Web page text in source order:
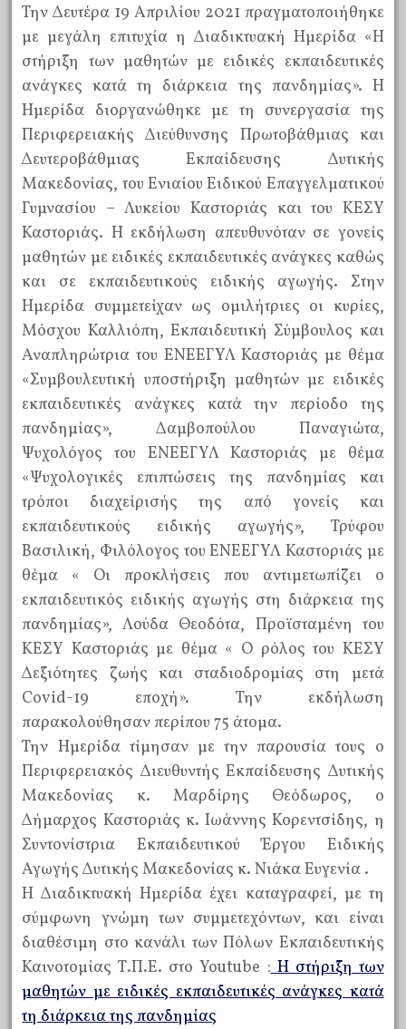
Την Δευτέρα 19 Απριλίου 2021 πραγματοποιήθηκε
με μεγάλη επιτυχία η Διαδικτυακή Ημερίδα «Η
στήριξη των μαθητών με ειδικές εκπαιδευτικές
ανάγκες κατά τη διάρκεια της πανδημίας». Η
Ημερίδα διοργανώθηκε με τη συνεργασία της
Περιφερειακής Διεύθυνσης Πρωτοβάθμιας και
Δευτεροβάθμιας Εκπαίδευσης Δυτικής
Μακεδονίας, του Ενιαίου Ειδικού Επαγγελματικού
Γυμνασίου – Λυκείου Καστοριάς και του ΚΕΣΥ
Καστοριάς. Η εκδήλωση απευθυνόταν σε γονείς
μαθητών με ειδικές εκπαιδευτικές ανάγκες καθώς
και σε εκπαιδευτικούς ειδικής αγωγής. Στην
Ημερίδα συμμετείχαν ως ομιλήτριες οι κυρίες,
Μόσχου Καλλιόπη, Εκπαιδευτική Σύμβουλος και
Αναπληρώτρια του ΕΝΕΕΓΥΛ Καστοριάς με θέμα
«Συμβουλευτική υποστήριξη μαθητών με ειδικές
εκπαιδευτικές ανάγκες κατά την περίοδο της
πανδημίας», Δαμβοπούλου Παναγιώτα,
Ψυχολόγος του ΕΝΕΕΓΥΛ Καστοριάς με θέμα
«Ψυχολογικές επιπτώσεις της πανδημίας και
τρόποι διαχείρισής της από γονείς και
εκπαιδευτικούς ειδικής αγωγής», Τρύφου
Βασιλική, Φιλόλογος του ΕΝΕΕΓΥΛ Καστοριάς με
θέμα « Οι προκλήσεις που αντιμετωπίζει ο
εκπαιδευτικός ειδικής αγωγής στη διάρκεια της
πανδημίας», Λούδα Θεοδότα, Προϊσταμένη του
ΚΕΣΥ Καστοριάς με θέμα « Ο ρόλος του ΚΕΣΥ
Δεξιότητες ζωής και σταδιοδρομίας στη μετά
Covid-19 εποχή». Την εκδήλωση
παρακολούθησαν περίπου 75 άτομα.
Την Ημερίδα τίμησαν με την παρουσία τους ο
Περιφερειακός Διευθυντής Εκπαίδευσης Δυτικής
Μακεδονίας κ. Μαρδίρης Θεόδωρος, ο
Δήμαρχος Καστοριάς κ. Ιωάννης Κορεντσίδης, η
Συντονίστρια Εκπαιδευτικού Έργου Ειδικής
Αγωγής Δυτικής Μακεδονίας κ. Νιάκα Ευγενία .
Η Διαδικτυακή Ημερίδα έχει καταγραφεί, με τη
σύμφωνη γνώμη των συμμετεχόντων, και είναι
διαθέσιμη στο κανάλι των Πόλων Εκπαιδευτικής
Καινοτομίας Τ.Π.Ε. στο Youtube :Η στήριξη των
μαθητών με ειδικές εκπαιδευτικές ανάγκες κατά
τη διάρκεια της πανδημίας